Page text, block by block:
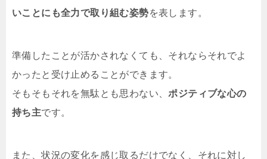
いことにも全力で取り組む姿勢を表します。
準備したことが活かされなくても、それならそれでよ
かったと受け止めることができます。
そもそもそれを無駄とも思わない、ポジティブな心の
持ち主です。
また、状況の変化を感じ取るだけでなく、それに対し